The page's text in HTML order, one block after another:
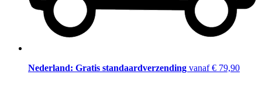
Nederland: Gratis standaardverzending vanaf € 79,90